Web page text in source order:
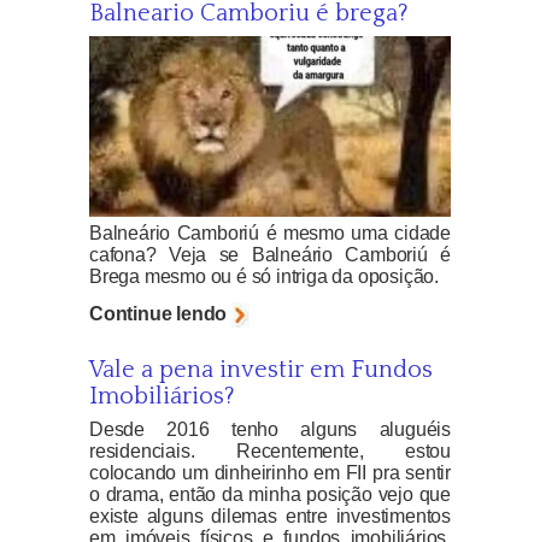
Balneario Camboriu é brega?
Balneário Camboriú é mesmo uma cidade
cafona? Veja se Balneário Camboriú é
Brega mesmo ou é só intriga da oposição.
Continue lendo
Vale a pena investir em Fundos
Imobiliários?
Desde 2016 tenho alguns aluguéis
residenciais. Recentemente, estou
colocando um dinheirinho em FII pra sentir
o drama, então da minha posição vejo que
existe alguns dilemas entre investimentos
em imóveis físicos e fundos imobiliários,